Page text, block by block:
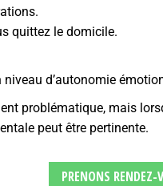
quittez le domicile.
d’autonomie
problématique, mais
peut être pertinente.
PRENONS RENDEZ-